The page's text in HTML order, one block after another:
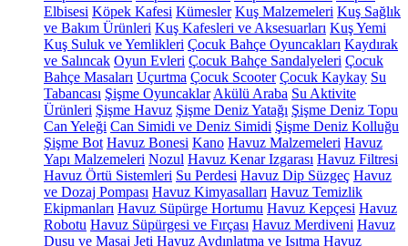
Elbisesi Köpek Kafesi Kümesler Kuş Malzemeleri Kuş Sağlık
ve Bakım Ürünleri Kuş Kafesleri ve Aksesuarları Kuş Yemi
Kuş Suluk ve Yemlikleri Çocuk Bahçe Oyuncakları Kaydırak
ve Salıncak Oyun Evleri Çocuk Bahçe Sandalyeleri Çocuk
Bahçe Masaları Uçurtma Çocuk Scooter Çocuk Kaykay Su
Tabancası Şişme Oyuncaklar Akülü Araba Su Aktivite
Ürünleri Şişme Havuz Şişme Deniz Yatağı Şişme Deniz Topu
Can Yeleği Can Simidi ve Deniz Simidi Şişme Deniz Kolluğu
Şişme Bot Havuz Bonesi Kano Havuz Malzemeleri Havuz
Yapı Malzemeleri Nozul Havuz Kenar Izgarası Havuz Filtresi
Havuz Örtü Sistemleri Su Perdesi Havuz Dip Süzgeç Havuz
ve Dozaj Pompası Havuz Kimyasalları Havuz Temizlik
Ekipmanları Havuz Süpürge Hortumu Havuz Kepçesi Havuz
Robotu Havuz Süpürgesi ve Fırçası Havuz Merdiveni Havuz
Duşu ve Masaj Jeti Havuz Aydınlatma ve Isıtma Havuz